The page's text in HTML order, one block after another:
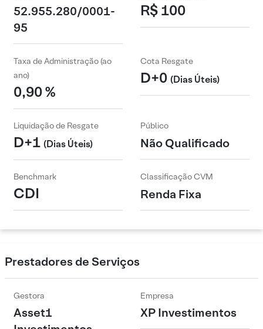
52.955.280/0001-
95
R$ 100
Taxa de Administração (ao
ano)
0,90 %
Cota Resgate
D+0 (Dias Úteis)
Liquidação de Resgate
D+1 (Dias Úteis)
Público
Não Qualificado
Benchmark
CDI
Classificação CVM
Renda Fixa
Prestadores de Serviços
Gestora
Asset1
Empresa
XP Investimentos